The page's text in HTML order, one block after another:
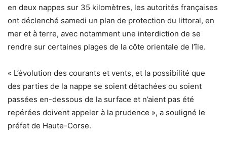
en deux nappes sur 35 kilomètres, les autorités françaises
ont déclenché samedi un plan de protection du littoral, en
mer et à terre, avec notamment une interdiction de se
rendre sur certaines plages de la côte orientale de l’île.
« L’évolution des courants et vents, et la possibilité que
des parties de la nappe se soient détachées ou soient
passées en-dessous de la surface et n’aient pas été
repérées doivent appeler à la prudence », a souligné le
préfet de Haute-Corse.